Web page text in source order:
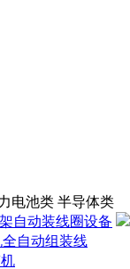
电池类 半导体类
自动装线圈设备
自动组装线